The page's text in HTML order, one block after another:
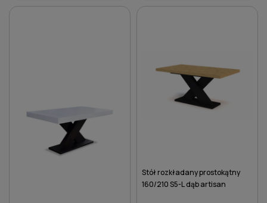
Stół rozkładany prostokątny
160/210 S5-L dąb artisan